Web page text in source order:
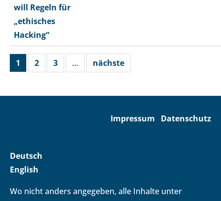
will Regeln für
„ethisches
Hacking“
1 2 3 … nächste
Impressum Datenschutz
Deutsch
English
Wo nicht anders angegeben, alle Inhalte unter